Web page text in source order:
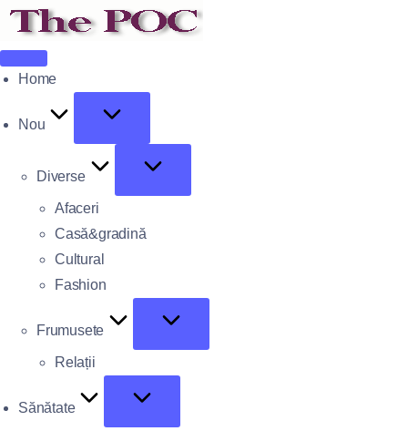
Home
Nou
Diverse
Afaceri
Casă&gradină
Cultural
Fashion
Frumusete
Relații
Sănătate